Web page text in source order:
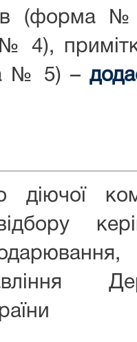
(форма
4),
№ 5) –
діючої